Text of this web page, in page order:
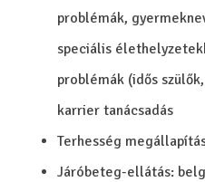
problémák,
speciális
problémák (idős
karrier tanácsadás
Terhesség
Járóbeteg-ellátás: